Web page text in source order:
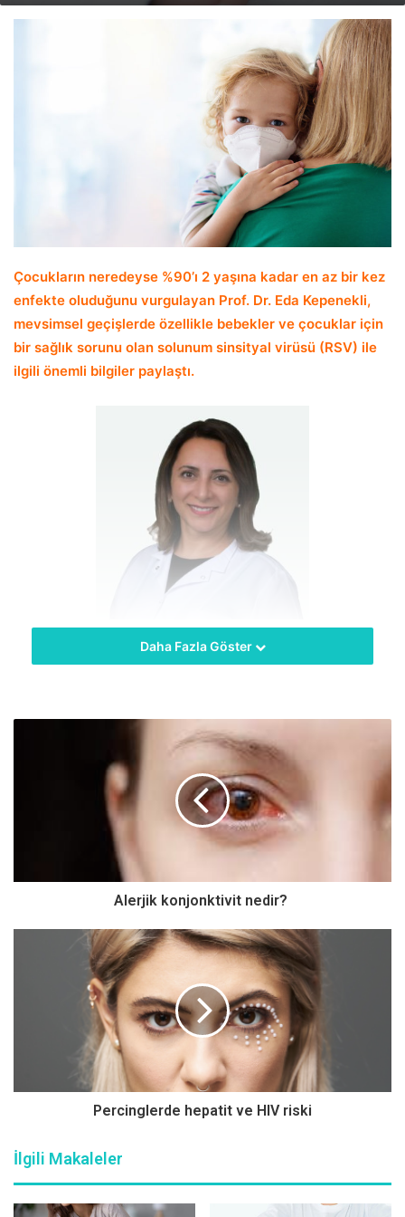
Çocukların neredeyse %90’ı 2 yaşına kadar en az bir kez
enfekte oluduğunu vurgulayan Prof. Dr. Eda Kepenekli,
mevsimsel geçişlerde özellikle bebekler ve çocuklar için
bir sağlık sorunu olan solunum sinsityal virüsü (RSV) ile
ilgili önemli bilgiler paylaştı.
hekimus + “RSV solunum sinsityal virüsü olarak biliniyor.
nedenleri arasında yer alıyor. Genellikle soğuk algınlığı
gibi üst solunum yolu enfeksiyonlarına neden olsa da aynı
zamanda akciğerleri etkileyip ciddi alt solunum yolu
enfeksiyonlarına (zatürre ve bronşiyolit) yol açıyor” dedi.
RSV, 1 yaşından küçük bebeklerin %80’ini etkiliyor
Prof. Dr. Eda Kepeneklikış sezonunun başlamasıyla birlikte
daha çok görülmeye başlayan RSV ile ilgili şu açıklamalarda
bulundu: “Bu virüs tüm zatürrelerin yaklaşık yarısından ve
bebeklik döneminde görülen bronşiyolitin ise neredeyse
%90’ından sorumlu. Bu veriler ışığında şunu söyleyebiliriz
ki bebeklerde RSV solunum yolu enfeksiyonlarının
özellikle de alt solunum yolu enfeksiyonlarının en önemli
nedenlerinden biri”
çocuklardaki akut solunum yolu enfeksiyonlarının
%60’ından ve 1 yaşın altındaki bebeklerde ise %80’inden
sorumlu olduğu tahmin ediliyor. Çocukların neredeyse
Daha Fazla Göster
Alerjik konjonktivit nedir?
Percinglerde hepatit ve HIV riski
İlgili Makaleler